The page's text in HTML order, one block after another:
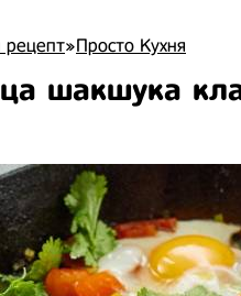
рецепт»Просто Кухня
шакшука